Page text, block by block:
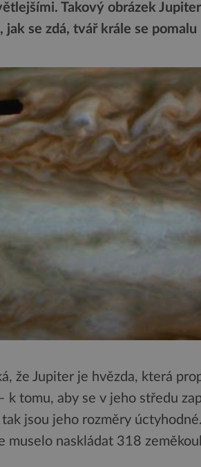
Takový obrázek
jak se zdá, tvář krále se
že Jupiter je hvězda, která
k tomu, aby se v jeho středu
jsou jeho rozměry
muselo naskládat 318